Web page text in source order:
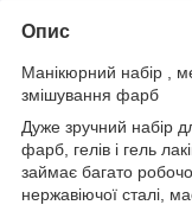
Опис
Манікюрний набір ,
змішування фарб
Дуже зручний набір
фарб, гелів і гель
займає багато
нержавіючої сталі,